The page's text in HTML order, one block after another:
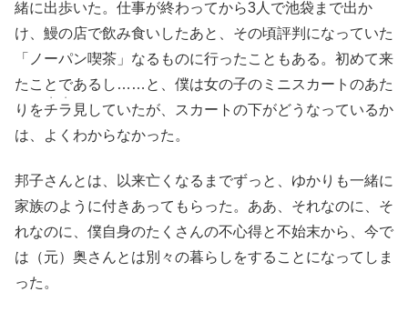
緒に出歩いた。仕事が終わってから3人で池袋まで出か
け、鰻の店で飲み食いしたあと、その頃評判になっていた
「ノーパン喫茶」なるものに行ったこともある。初めて来
たことであるし……と、僕は女の子のミニスカートのあた
りをチラ
・・
見していたが、スカートの下がどうなっているか
は、よくわからなかった。
邦子さんとは、以来亡くなるまでずっと、ゆかりも一緒に
家族のように付きあってもらった。ああ、それなのに、そ
れなのに、僕自身のたくさんの不心得と不始末から、今で
は（元）奥さんとは別々の暮らしをすることになってしま
った。